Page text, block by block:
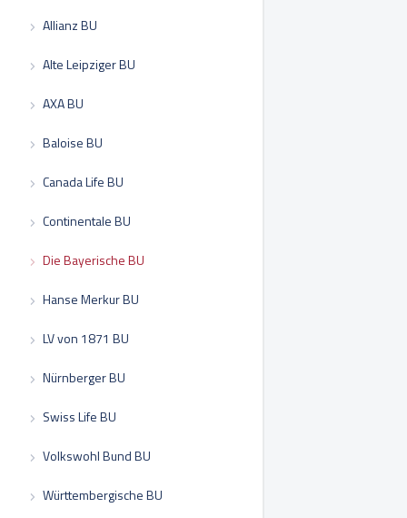
Allianz BU
Alte Leipziger BU
AXA BU
Baloise BU
Canada Life BU
Continentale BU
Die Bayerische BU
Hanse Merkur BU
LV von 1871 BU
Nürnberger BU
Swiss Life BU
Volkswohl Bund BU
Württembergische BU